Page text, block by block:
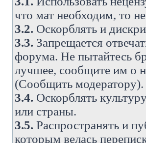
что мат необходим, то
3.2. Оскорблять и
3.3. Запрещается
форума. Не пытайтесь
лучшее, сообщите им о
(Сообщить модератору).
3.4. Оскорблять
или страны.
3.5. Распространять и
которым велась